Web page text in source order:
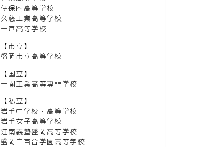
伊保内高等学校
久慈工業高等学校
一戸高等学校
【市立】
盛岡市立高等学校
【国立】
一関工業高等専門学校
【私立】
岩手中学校・高等学校
岩手女子高等学校
江南義塾盛岡高等学校
盛岡白百合学園高等学校